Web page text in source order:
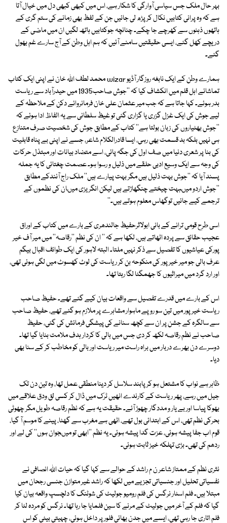
بہر حال ملک جس سیاسی آوارگی کا شکار ہے، اس میں کبھی کبھی دل میں خیال آتا
ہے کہ وہ پرانی کتابیں نکال کر پڑھ لی جائیں جن کے لفظ بھی زمانے کی ستم گری کے
ہاتھوں ذہنوں سے کھرچے جا چکے۔ چنانچہ جوکتابیں ہاتھ لگیں ان میں ماضی کے
دریچے کھل گئے، ایسی حقیقتیں سامنے آئیں کہ ہم اہل وطن کے آج سارے غم بھول
گئے۔
ہمارے وطن کے ایک نابغہ روزگار آڈیو wizar محمد لطف اللہ خان نے اپنی ایک کتاب
تماشائے اہل قلم میں انکشاف کیا کہ ''جوش صاحب1935 میں حیدرآباد سے ریاست
بدر ہوئے۔ کہا جاتا ہے کہ جب میر عثمان علی خان فرمانروائے دکن کے ملاحظہ کے
لیے جوش کی ایک غزل گزری یا گزاری گئی تو غیظ سلطانی سے یہ الفاظ ادا ہوئے کہ
''جوش بھٹیاروں کی زبان بولتا ہے'' کتاب کے مطابق جوش کی شخصیت صرف متنازع
ہی نہیں بلکہ بد قسمت بھی رہی، ایسا قادرالکلام شاعر، جسے نے اپنی بے پناہ قابلیت
کی بنا پر شعری دنیا میں صف اول کی جگہ پائی، اسے متضاد بیانات اور مبتذل حرکات
کی وجہ سے ایک وسیع ادبی حلقے میں ذلیل و رسوا ہو۔ عصمت چغتائی کا یہ جملہ
پسند آیا کہ ''جوش بہت ذلیل ہیں مگر بہت پیارے ہیں'' ملک راج آنندکے مطابق
''جوش اردو میںبہت چیختے چنگھاڑتے ہیں لیکن انگریزی میںان کی نظموں کے
ترجمے کیے جائیں توگھاس معلوم ہوتے ہیں۔''
اسی طرح قومی ترانے کے بانی ابولاثرحفیظ جالندھری کے بارے میں کتاب کے اوراق
عجیب حقائق سے پردہ اٹھاتے ہیں، لکھا ہے کہ '' ان کی نظم ''رقاصہ'' میں میر آف خیر
پورکی عیاشیوں کا تفصیل سے ذکر نہیں ملتا۔ البتہ لاہور کی ایک طوائف اقبال بیگم
عرف بالی جو میر خیر پور کی منکوحہ بن کر ریاست کی لوٹ کھسوٹ میں لگی ہوئی تھی،
اور ارد گرد میں میراثیوں کا جھمگٹا لگا رہتا تھا۔
اس کے بارے میں قدرے تفصیل سے واقعات بیان کیے گئے تھے۔ حفیظ صاحب
ریاست خیرپور میں تین سو روپے ماہوار مشاہرے پر ملازم ہو گئے تھے، حفیظ صاحب
سے سالگرہ کے جشن پر ان سے کچھ سنانے کی پیشگی فرمائش کی گئی، حفیظ
صاحب نے نظم رقاصہ لکھ کر دی جس میں بالی کا کردار ہدف ملامت بنایا گیا تھا۔
دوسرے دن بھرے دربار میں براہ راست میر ریاست اور بالی کو مخاطب کر کے سنا بھی
دیا۔
ظاہر ہے نواب کا مشتعل ہو کر پابند سلاسل کر دینا منطقی عمل تھا، وہ تین دن تک
جیل میں رہے، پھر ریاست کے کارندے انھیں ٹرک میں ڈال کر کسی لق ودق علاقے میں
بھوکا پیاسا اور بے یار و مددگار چھوڑ آئے۔ حقیقت یہ ہے کہ نظم رقاصہ طویل مگر چھوٹی
بحرکی نظم تھی، اس کے ابتدائی بول تھے، اٹھی ہے مغرب سے گھٹا، پینے کا موسم آ گیا،
قوم اب جفا پیشہ ہوئی، عزت گدا پیشہ ہوئی۔ یہ نظم ''ابھی تو میںجوان ہوں'' کی لے اور
ردھم کی تھی۔ بڑی تہلکہ خیز ثابت ہوئی۔
نثری نظم کے ممتاز شاعر ن م راشد کے حوالے سے کہا گیا کہ حیات اللہ انصافی نے
نفسیاتی تحلیل اور جنسیاتی تجزیے میں لکھا کہ راشد غیر متوازن جنسی رجحان میں
مبتلا ہیں۔ فلم اسٹار نرگس کی فلم رومیو جولیٹ کی شوٹنگ کا دلچسپ واقعہ بیان کیا
گیا کہ فلم کے آخر میں جولیٹ کے مرنے کا سین فلمایا جا رہا تھا۔ نرگس کو مردہ لٹا کر
فلم اتاری جا رہی تھی، ایسے میں جدن بھائی فلور پر داخل ہوئی، چہیتی بیٹی کو اس